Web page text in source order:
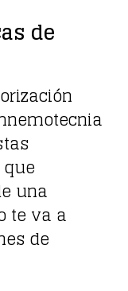
de
una
te va a
de